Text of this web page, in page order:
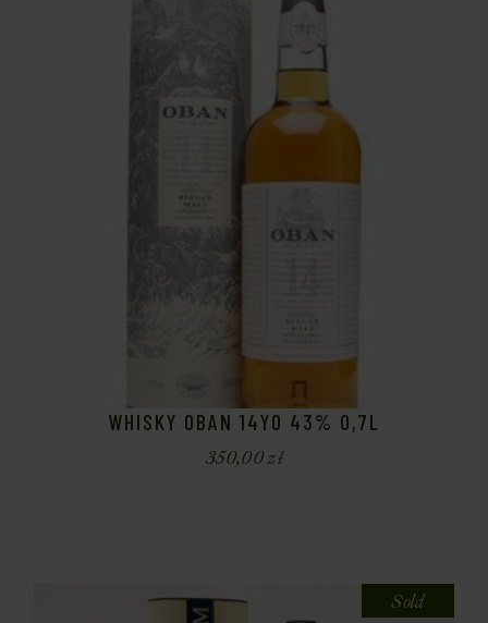
WHISKY OBAN 14YO 43% 0,7L
350,00zł
Sold